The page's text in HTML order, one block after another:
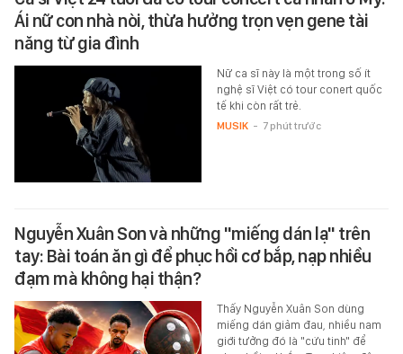
Ái nữ con nhà nòi, thừa hưởng trọn vẹn gene tài
năng từ gia đình
Nữ ca sĩ này là một trong số ít
nghệ sĩ Việt có tour conert quốc
tế khi còn rất trẻ.
MUSIK - 7 phút trước
Nguyễn Xuân Son và những "miếng dán lạ" trên
tay: Bài toán ăn gì để phục hồi cơ bắp, nạp nhiều
đạm mà không hại thận?
Thấy Nguyễn Xuân Son dùng
miếng dán giảm đau, nhiều nam
giới tưởng đó là "cứu tinh" để